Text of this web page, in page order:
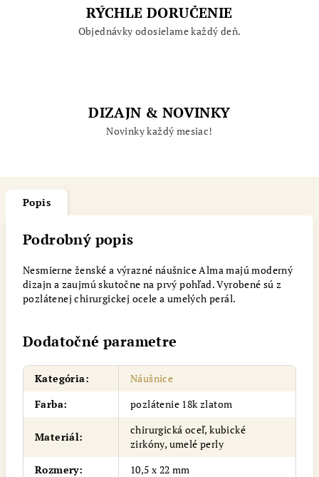
RÝCHLE DORUČENIE
Objednávky odosielame každý deň.
DIZAJN & NOVINKY
Novinky každý mesiac!
Popis
Podrobný popis
Nesmierne ženské a výrazné náušnice Alma majú moderný
dizajn a zaujmú skutočne na prvý pohľad. Vyrobené sú z
pozlátenej chirurgickej ocele a umelých perál.
Dodatočné parametre
Kategória:
Náušnice
Farba: pozlátenie 18k zlatom
Materiál:
chirurgická oceľ, kubické
zirkóny, umelé perly
Rozmery:
10,5 x 22 mm